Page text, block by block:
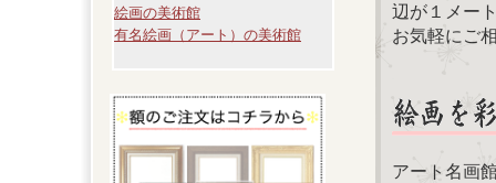
絵画の美術館
有名絵画（アート）の美術館
辺が１メー
お気軽にご
アート名画